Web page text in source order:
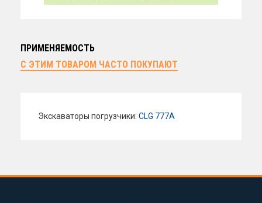
ПРИМЕНЯЕМОСТЬ
С ЭТИМ ТОВАРОМ ЧАСТО ПОКУПАЮТ
Экскаваторы погрузчики: CLG 777A